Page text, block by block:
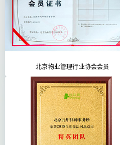
北京物业管理行业协会会员